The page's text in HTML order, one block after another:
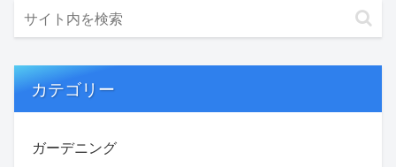
カテゴリー
ガーデニング